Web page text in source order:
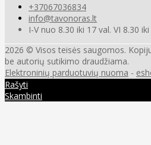
+37067036834
info@tavonoras.lt
I-V nuo 8.30 iki 17 val. VI 8.30
2026 © Visos teisės saugomos.
be autorių sutikimo draudžiama.
Elektroninių parduotuvių nuoma -
Rašyti
Skambinti